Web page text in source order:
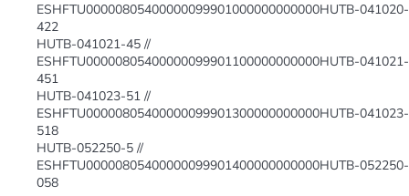
ESHFTU00000805400000099901000000000000HUTB-041020-
422
HUTB-041021-45 //
ESHFTU00000805400000099901100000000000HUTB-041021-
451
HUTB-041023-51 //
ESHFTU00000805400000099901300000000000HUTB-041023-
518
HUTB-052250-5 //
ESHFTU00000805400000099901400000000000HUTB-052250-
058